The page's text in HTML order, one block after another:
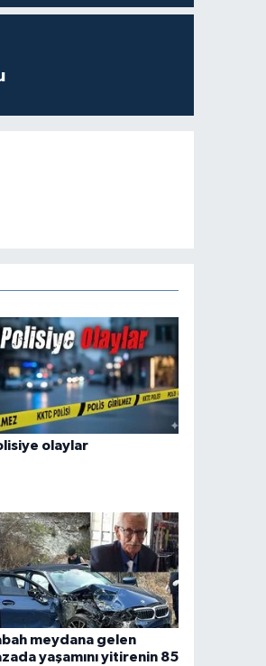
olaylar
meydana gelen
yaşamını yitirenin 85